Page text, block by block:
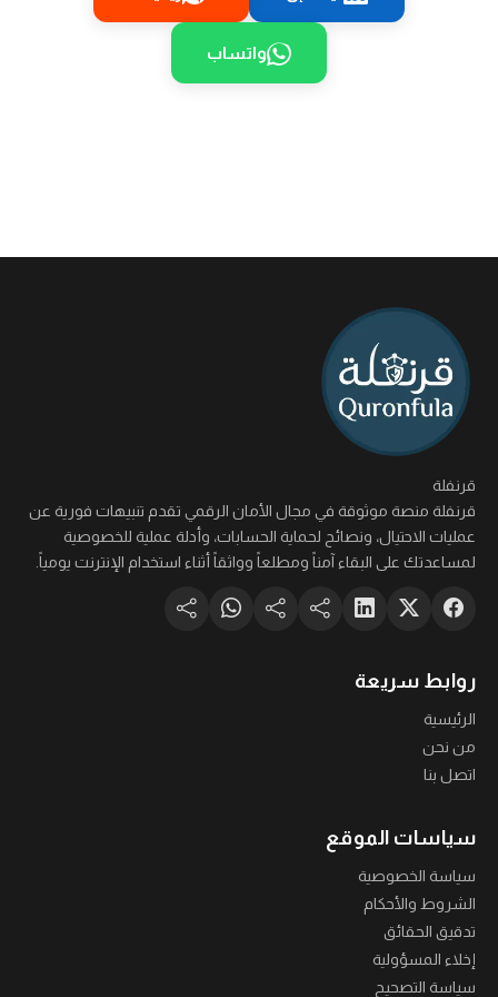
واتساب
قرنفلة
قرنفلة منصة موثوقة في مجال الأمان الرقمي تقدم تنبيهات فورية عن
عمليات الاحتيال، ونصائح لحماية الحسابات، وأدلة عملية للخصوصية
لمساعدتك على البقاء آمناً ومطلعاً وواثقاً أثناء استخدام الإنترنت يومياً.
روابط سريعة
الرئيسية
من نحن
اتصل بنا
سياسات الموقع
سياسة الخصوصية
الشروط والأحكام
تدقيق الحقائق
إخلاء المسؤولية
سياسة التصحيح